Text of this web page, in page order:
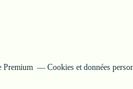
Premium Cookies et données